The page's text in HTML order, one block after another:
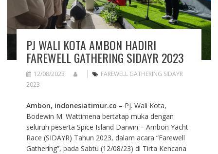
PJ WALI KOTA AMBON HADIRI
FAREWELL GATHERING SIDAYR 2023
12/08/2023
FAREWELL GATHERING SIDAYR
2023
Ambon, indonesiatimur.co – Pj. Wali Kota,
Bodewin M. Wattimena bertatap muka dengan
seluruh peserta Spice Island Darwin – Ambon Yacht
Race (SIDAYR) Tahun 2023, dalam acara “Farewell
Gathering”, pada Sabtu (12/08/23) di Tirta Kencana